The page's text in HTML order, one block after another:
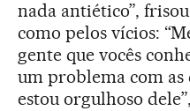
nada antiético”,
como pelos vícios:
gente que vocês
um problema com as
estou orgulhoso